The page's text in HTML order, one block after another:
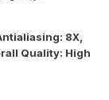
8X,
Quality: High